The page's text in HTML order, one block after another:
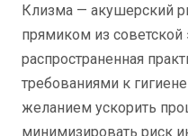
Клизма — акушерский
прямиком из советской
распространенная
требованиями к
желанием ускорить
минимизировать риск